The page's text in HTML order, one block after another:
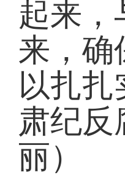
起来，
来，确
以扎扎
肃纪反
丽）